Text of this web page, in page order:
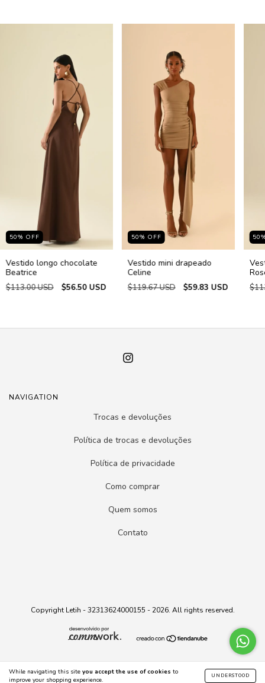
While navigating this site you accept the use of cookies to
improve your shopping experience.
UNDERSTOOD
50% OFF
Vestido longo chocolate
Beatrice
$113.00 USD $56.50 USD
50% OFF
Vestido mini drapeado
Celine
$119.67 USD $59.83 USD
50
NAVIGATION
Trocas e devoluções
Política de trocas e devoluções
Política de privacidade
Como comprar
Quem somos
Contato
Copyright Letih - 32313624000155 - 2026. All rights reserved.